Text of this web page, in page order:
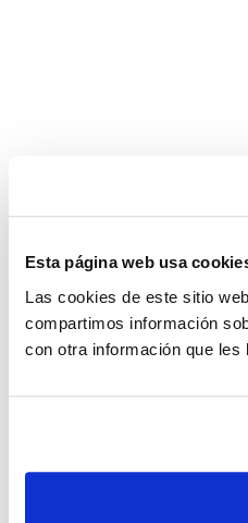
Esta página web usa
Las cookies de este sitio
compartimos información
con otra información que